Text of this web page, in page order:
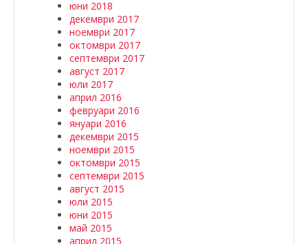
юни 2018
декември 2017
ноември 2017
октомври 2017
септември 2017
август 2017
юли 2017
април 2016
февруари 2016
януари 2016
декември 2015
ноември 2015
октомври 2015
септември 2015
август 2015
юли 2015
юни 2015
май 2015
април 2015